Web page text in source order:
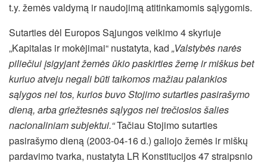
t.y. žemės valdymą ir naudojimą atitinkamomis sąlygomis.
Sutarties dėl Europos Sąjungos veikimo 4 skyriuje
„Kapitalas ir mokėjimai“ nustatyta, kad „Valstybės narės
piliečiui įsigyjant žemės ūkio paskirties žemę ir miškus bet
kuriuo atveju negali būti taikomos mažiau palankios
sąlygos nei tos, kurios buvo Stojimo sutarties pasirašymo
dieną, arba griežtesnės sąlygos nei trečiosios šalies
nacionaliniam subjektui.“Tačiau Stojimo sutarties
pasirašymo dieną (2003-04-16 d.) galiojo žemės ir miškų
pardavimo tvarka, nustatyta LR Konstitucijos 47 straipsnio